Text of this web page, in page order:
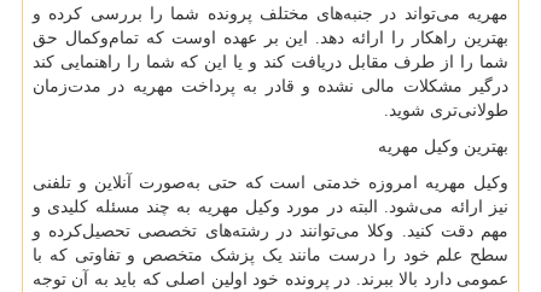
مهریه می‌تواند در جنبه‌های مختلف پرونده شما را بررسی کرده و
بهترین راهکار را ارائه دهد. این بر عهده اوست که تمام‌وکمال حق
شما را از طرف مقابل دریافت کند و یا این که شما را راهنمایی کند
درگیر مشکلات مالی نشده و قادر به پرداخت مهریه در مدت‌زمان
طولانی‌تری شوید.
بهترین وکیل مهریه
وکیل مهریه امروزه خدمتی است که حتی به‌صورت آنلاین و تلفنی
نیز ارائه می‌شود. البته در مورد وکیل مهریه به چند مسئله کلیدی و
مهم دقت کنید. وکلا می‌توانند در رشته‌های تخصصی تحصیل‌کرده و
سطح علم خود را درست مانند یک پزشک متخصص و تفاوتی که با
عمومی دارد بالا ببرند. در پرونده خود اولین اصلی که باید به آن توجه